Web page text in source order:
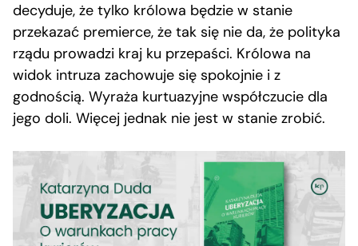
decyduje, że tylko królowa będzie w stanie
przekazać premierce, że tak się nie da, że polityka
rządu prowadzi kraj ku przepaści. Królowa na
widok intruza zachowuje się spokojnie i z
godnością. Wyraża kurtuazyjne współczucie dla
jego doli. Więcej jednak nie jest w stanie zrobić.